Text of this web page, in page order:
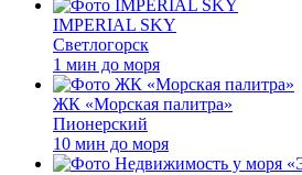
IMPERIAL SKY
Светлогорск
1 мин до моря
ЖК «Морская палитра»
Пионерский
10 мин до моря